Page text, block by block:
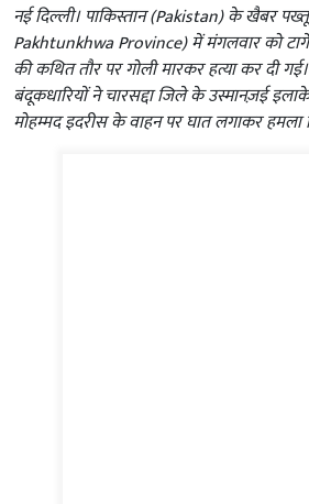
नई दिल्ली। पाकिस्तान (Pakistan) के खैबर
Pakhtunkhwa Province) में मंगलवार को
की कथित तौर पर गोली मारकर हत्या कर दी
बंदूकधारियों ने चारसद्दा जिले के उस्मानज़ई
मोहम्मद इदरीस के वाहन पर घात लगाकर